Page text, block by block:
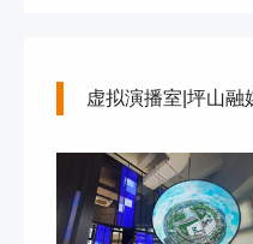
虚拟演播室|坪山融